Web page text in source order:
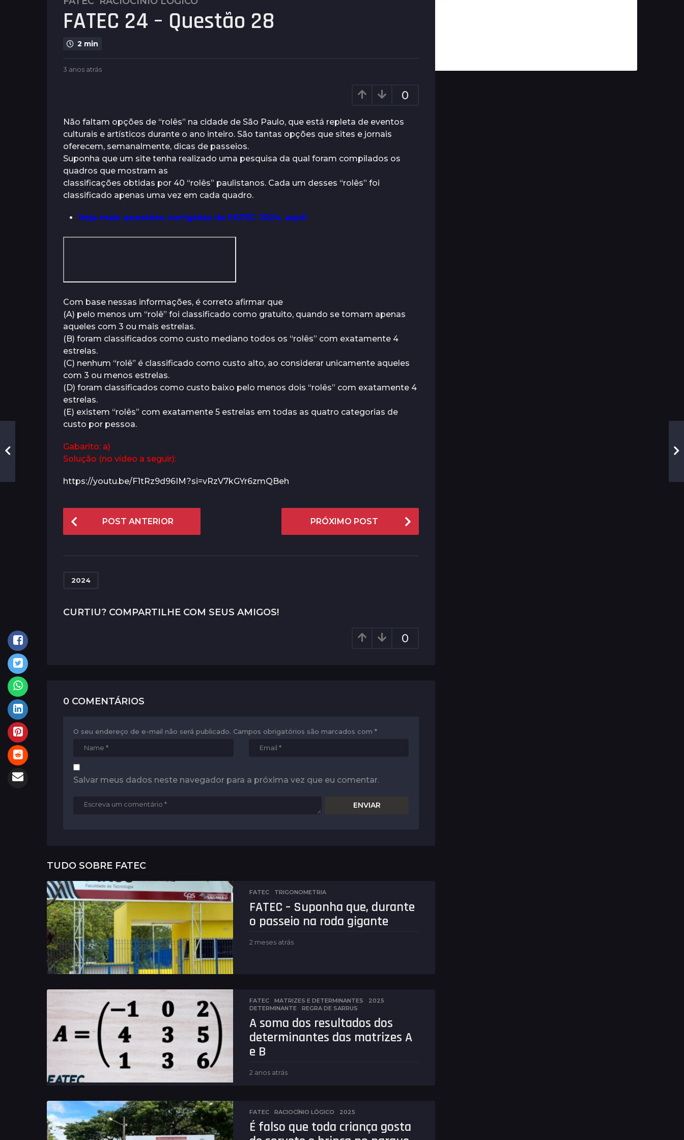
a
n
o
t
3
a
n
o
s
a
t
FATEC 24 – Questão 28
2 min
b
n
u
s
3 anos atrás
t
r
á
s
0
Não faltam opções de “rolês” na cidade de São Paulo, que está repleta de eventos
culturais e artísticos durante o ano inteiro. São tantas opções que sites e jornais
oferecem, semanalmente, dicas de passeios.
Suponha que um site tenha realizado uma pesquisa da qual foram compilados os
quadros que mostram as
classificações obtidas por 40 “rolês” paulistanos. Cada um desses “rolês” foi
classificado apenas uma vez em cada quadro.
Veja mais questões corrigidas da FATEC 2024, aqui!
Com base nessas informações, é correto afirmar que
(A) pelo menos um “rolê” foi classificado como gratuito, quando se tomam apenas
aqueles com 3 ou mais estrelas.
(B) foram classificados como custo mediano todos os “rolês” com exatamente 4
estrelas.
(C) nenhum “rolê” é classificado como custo alto, ao considerar unicamente aqueles
com 3 ou menos estrelas.
(D) foram classificados como custo baixo pelo menos dois “rolês” com exatamente 4
estrelas.
(E) existem “rolês” com exatamente 5 estrelas em todas as quatro categorias de
custo por pessoa.
Gabarito: a)
Solução (no vídeo a seguir):
https://youtu.be/F1tRz9d96IM?si=vRzV7kGYr6zmQBeh
P
o
P
g
i
POST ANTERIOR PRÓXIMO POST
2024
CURTIU? COMPARTILHE COM SEUS AMIGOS!
0
0 COMENTÁRIOS
O seu endereço de e-mail não será publicado. Campos obrigatórios são marcados com *
Salvar meus dados neste navegador para a próxima vez que eu comentar.
TUDO SOBRE FATEC
FATEC ,TRIGONOMETRIA
FATEC – Suponha que, durante
o passeio na roda gigante
2 meses atrás
a
t
r
á
s
FATEC ,MATRIZES E DETERMINANTES 2025
DETERMINANTE
,REGRA DE SARRUS
A soma dos resultados dos
determinantes das matrizes A
e B
2 anos atrás
s
t
FATEC ,RACIOCÍNIO LÓGICO 2025
É falso que toda criança gosta